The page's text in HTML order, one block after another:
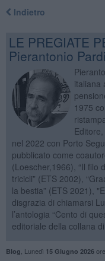
Indietro
LE PREGIATE
Pierantonio Pardi
italiana
1975
nel 2022 con Porto
pubblicato come
(Loescher,1966), “Il filo
tricicli” (ETS 2002),
la bestia” (ETS 2021),
disgrazia di chiamarsi
l’antologia “Cento di
editoriale della collana
Blog Lunedì 15 Giugno 2026